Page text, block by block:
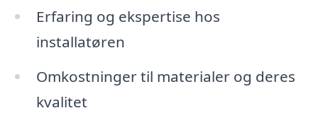
Erfaring og ekspertise hos
installatøren
Omkostninger til materialer og deres
kvalitet